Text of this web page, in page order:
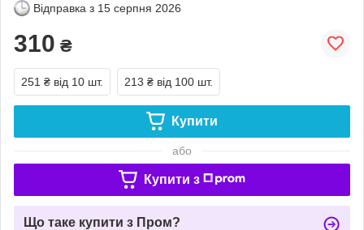
Відправка з 15 серпня 2026
310 ₴
251 ₴ від 10 шт. 213 ₴ від 100 шт.
Купити
або
Купити з
Що таке купити з Пром?